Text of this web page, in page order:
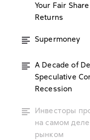
Your Fair
Returns
Supermoney
A Decade of
Speculative
Recession
Инвесторы
на самом
рынком